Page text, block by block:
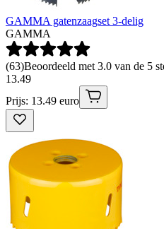
GAMMA gatenzaagset 3-delig
GAMMA
(63)Beoordeeld met 3.0 van de 5
13.49
Prijs: 13.49 euro